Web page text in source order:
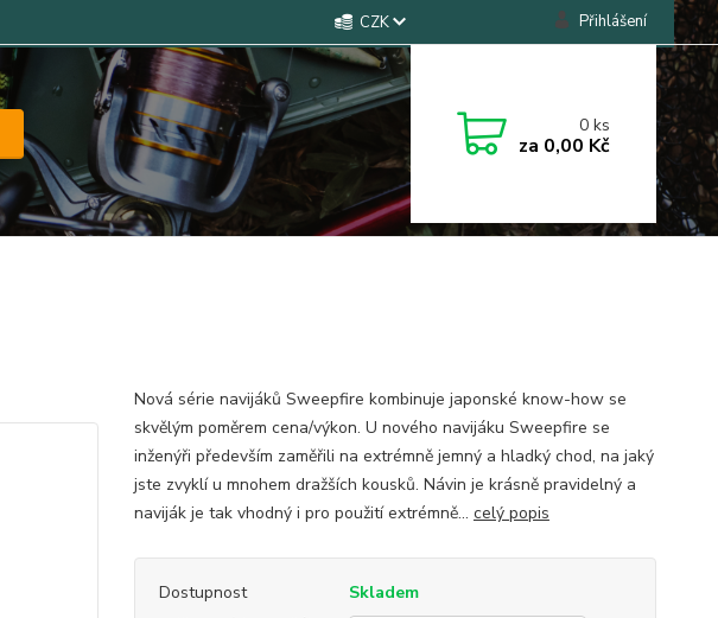
CZK Přihlášení
0ks
za 0,00 Kč
Nová série navijáků Sweepfire kombinuje japonské know-how se
skvělým poměrem cena/výkon. U nového navijáku Sweepfire se
inženýři především zaměřili na extrémně jemný a hladký chod, na jaký
jste zvyklí u mnohem dražších kousků. Návin je krásně pravidelný a
naviják je tak vhodný i pro použití extrémně... celý popis
Dostupnost
Skladem